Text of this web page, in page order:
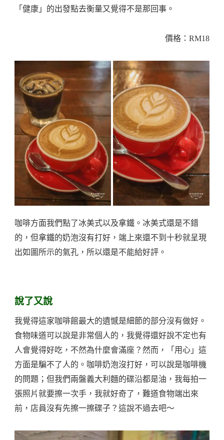
「健康」的出發點去衡量又覺得不是那回事。
價格：RM18
咖啡方面我們點了冰美式以及拿鐵。冰美式還是不錯
的，但拿鐵的奶泡沒有打好，端上來還不到十秒就呈現
出如圖所示的氣孔，所以還是不能給好評。
說了又說
我覺得這家咖啡館最大的遺憾是細節的部分沒有做好。
食物味道可以說是非常個人的，我覺得還好說不定也有
人會覺得好吃，不然為什麼會滿座？然而，「用心」這
方面是騙不了人的。咖啡奶泡沒打好，可以說是咖啡機
的問題；但我們兩盤義大利麵的碟沿都是油，我每拍一
張照片就要擦一次手，我就好奇了，難道食物端出來
前，店員沒有先擦一擦碟子？這說不過去吧～